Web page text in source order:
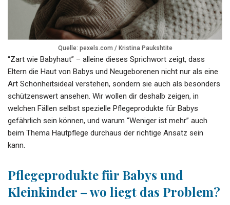
Quelle: pexels.com / Kristina Paukshtite
“Zart wie Babyhaut” – alleine dieses Sprichwort zeigt, dass
Eltern die Haut von Babys und Neugeborenen nicht nur als eine
Art Schönheitsideal verstehen, sondern sie auch als besonders
schützenswert ansehen. Wir wollen dir deshalb zeigen, in
welchen Fällen selbst spezielle Pflegeprodukte für Babys
gefährlich sein können, und warum “Weniger ist mehr” auch
beim Thema Hautpflege durchaus der richtige Ansatz sein
kann.
Pflegeprodukte für Babys und
Kleinkinder – wo liegt das Problem?